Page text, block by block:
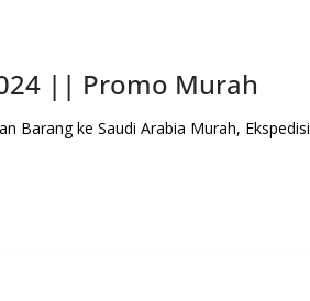
|| Promo Murah
Barang ke Saudi Arabia Murah, Ekspedisi